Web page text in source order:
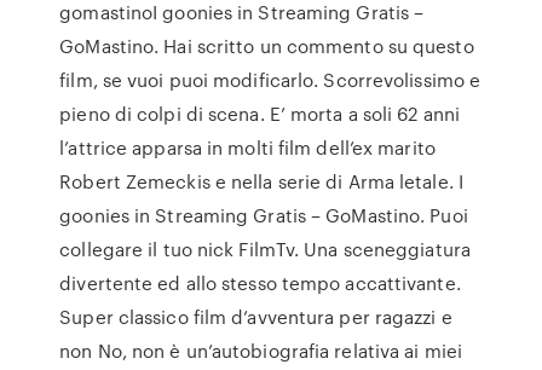
gomastinoI goonies in Streaming Gratis –
GoMastino. Hai scritto un commento su questo
film, se vuoi puoi modificarlo. Scorrevolissimo e
pieno di colpi di scena. E’ morta a soli 62 anni
l’attrice apparsa in molti film dell’ex marito
Robert Zemeckis e nella serie di Arma letale. I
goonies in Streaming Gratis – GoMastino. Puoi
collegare il tuo nick FilmTv. Una sceneggiatura
divertente ed allo stesso tempo accattivante.
Super classico film d’avventura per ragazzi e
non No, non è un’autobiografia relativa ai miei